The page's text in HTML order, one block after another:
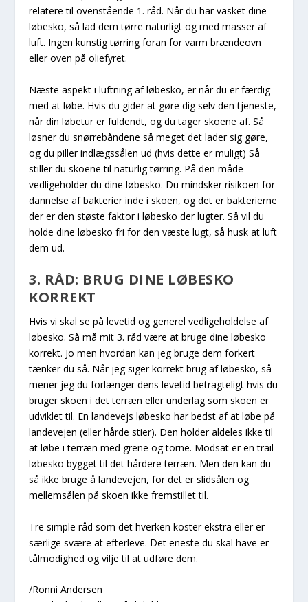
relatere til ovenstående 1. råd. Når du har vasket dine
løbesko, så lad dem tørre naturligt og med masser af
luft. Ingen kunstig tørring foran for varm brændeovn
eller oven på oliefyret.
Næste aspekt i luftning af løbesko, er når du er færdig
med at løbe. Hvis du gider at gøre dig selv den tjeneste,
når din løbetur er fuldendt, og du tager skoene af. Så
løsner du snørrebåndene så meget det lader sig gøre,
og du piller indlægssålen ud (hvis dette er muligt) Så
stiller du skoene til naturlig tørring. På den måde
vedligeholder du dine løbesko. Du mindsker risikoen for
dannelse af bakterier inde i skoen, og det er bakterierne
der er den støste faktor i løbesko der lugter. Så vil du
holde dine løbesko fri for den væste lugt, så husk at luft
dem ud.
3. RÅD: BRUG DINE LØBESKO
KORREKT
Hvis vi skal se på levetid og generel vedligeholdelse af
løbesko. Så må mit 3. råd være at bruge dine løbesko
korrekt. Jo men hvordan kan jeg bruge dem forkert
tænker du så. Når jeg siger korrekt brug af løbesko, så
mener jeg du forlænger dens levetid betragteligt hvis du
bruger skoen i det terræn eller underlag som skoen er
udviklet til. En landevejs løbesko har bedst af at løbe på
landevejen (eller hårde stier). Den holder aldeles ikke til
at løbe i terræn med grene og torne. Modsat er en trail
løbesko bygget til det hårdere terræn. Men den kan du
så ikke bruge å landevejen, for det er slidsålen og
mellemsålen på skoen ikke fremstillet til.
Tre simple råd som det hverken koster ekstra eller er
særlige svære at efterleve. Det eneste du skal have er
tålmodighed og vilje til at udføre dem.
/Ronni Andersen